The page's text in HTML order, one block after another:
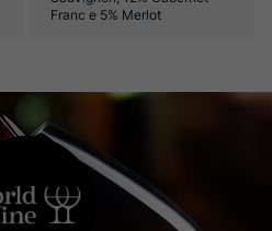
Franc e 5% Merlot